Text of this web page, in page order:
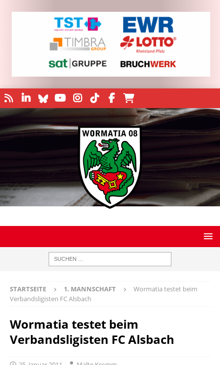
STARTSEITE 1. MANNSCHAFT
Wormatia testet beim
Verbandsligisten FC Alsbach
Wormatia testet beim
Verbandsligisten FC Alsbach